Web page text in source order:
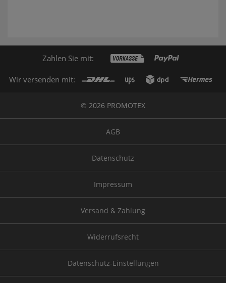
Zahlen Sie mit:
Wir versenden mit:
© 2026 PROMOTEX
AGB
Datenschutz
Impressum
Versand & Zahlung
Widerrufsrecht
Datenschutz-Einstellungen